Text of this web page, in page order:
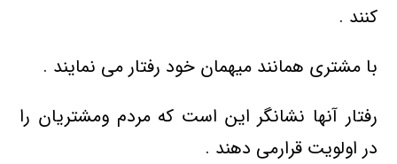
کنند .
با مشتری همانند میهمان خود رفتار می نمایند .
رفتار آنها نشانگر این است که مردم ومشتریان را
در اولویت قرارمی دهند .